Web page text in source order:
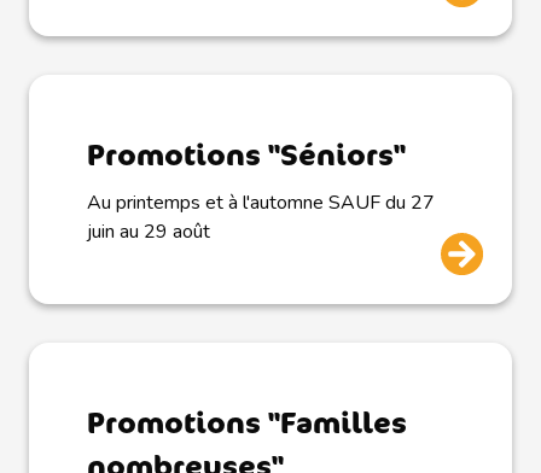
Promotions "Séniors"
Au printemps et à l'automne SAUF du 27
juin au 29 août
Promotions "Familles
nombreuses"